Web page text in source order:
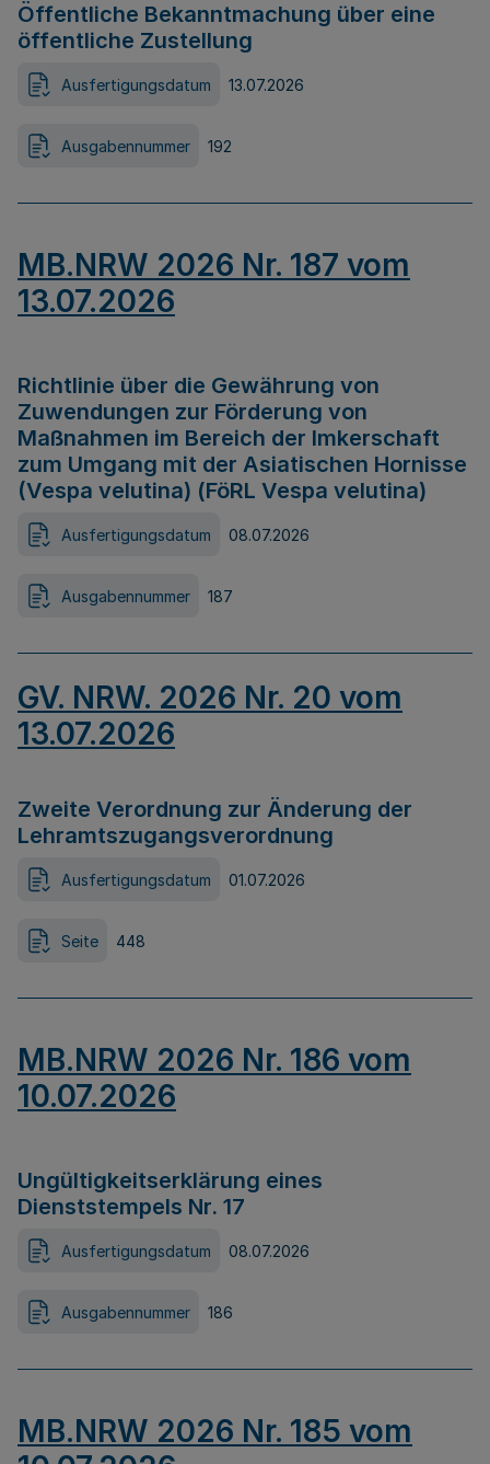
Öffentliche Bekanntmachung über eine
öffentliche Zustellung
Ausfertigungsdatum 13.07.2026
Ausgabennummer 192
MB.NRW 2026 Nr. 187 vom
13.07.2026
Richtlinie über die Gewährung von
Zuwendungen zur Förderung von
Maßnahmen im Bereich der Imkerschaft
zum Umgang mit der Asiatischen Hornisse
(Vespa velutina) (FöRL Vespa velutina)
Ausfertigungsdatum 08.07.2026
Ausgabennummer 187
GV. NRW. 2026 Nr. 20 vom
13.07.2026
Zweite Verordnung zur Änderung der
Lehramtszugangsverordnung
Ausfertigungsdatum 01.07.2026
Seite 448
MB.NRW 2026 Nr. 186 vom
10.07.2026
Ungültigkeitserklärung eines
Dienststempels Nr. 17
Ausfertigungsdatum 08.07.2026
Ausgabennummer 186
MB.NRW 2026 Nr. 185 vom